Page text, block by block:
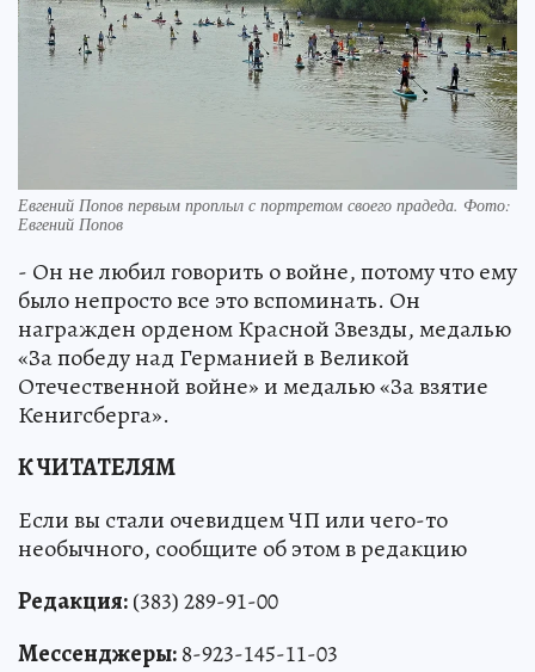
Евгений Попов первым проплыл с портретом своего прадеда. Фото:
Евгений Попов
- Он не любил говорить о войне, потому что ему
было непросто все это вспоминать. Он
награжден орденом Красной Звезды, медалью
«За победу над Германией в Великой
Отечественной войне» и медалью «За взятие
Кенигсберга».
К ЧИТАТЕЛЯМ
Если вы стали очевидцем ЧП или чего-то
необычного, сообщите об этом в редакцию
Редакция:(383) 289-91-00
Мессенджеры:8-923-145-11-03